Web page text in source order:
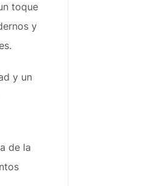
toque
y
y un
de la